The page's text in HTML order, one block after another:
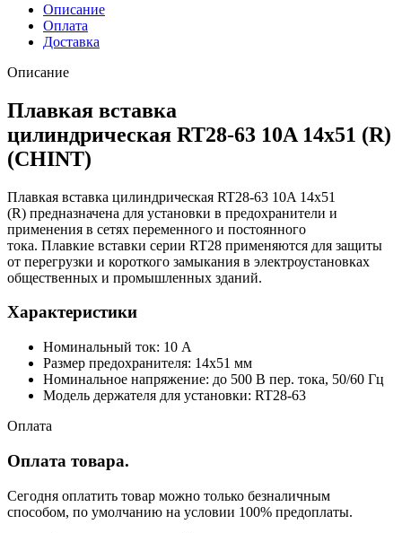
Описание
Оплата
Доставка
Описание
Плавкая вставка
цилиндрическая RT28-63 10A 14х51 (R)
(CHINT)
Плавкая вставка цилиндрическая RT28-63 10A 14х51
(R) предназначена для установки в предохранители и
применения в сетях переменного и постоянного
тока. Плавкие вставки серии RT28 применяются для защиты
от перегрузки и короткого замыкания в электроустановках
общественных и промышленных зданий.
Характеристики
Номинальный ток: 10 А
Размер предохранителя: 14х51 мм
Номинальное напряжение: до 500 В пер. тока, 50/60 Гц
Модель держателя для установки: RT28-63
Оплата
Оплата товара.
Сегодня оплатить товар можно только безналичным
способом, по умолчанию на условии 100% предоплаты.